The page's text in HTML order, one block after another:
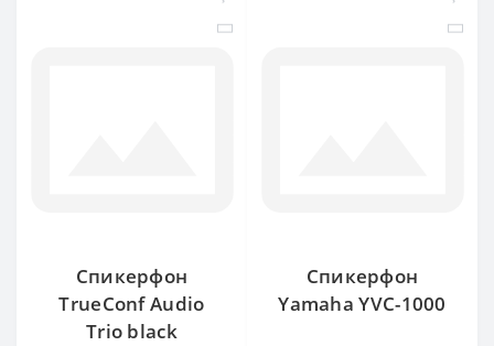
Спикерфон
TrueConf Audio
Trio black
Спикерфон
Yamaha YVC-1000